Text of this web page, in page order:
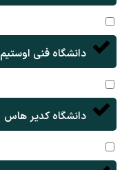
دانشگاه فنی اوستیم
دانشگاه کدیر هاس